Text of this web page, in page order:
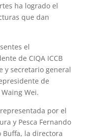
ha logrado el
que dan
el
de CIQA ICCB
y secretario general
de
Wei.
por el
y Pesca Fernando
Buffa, la directora